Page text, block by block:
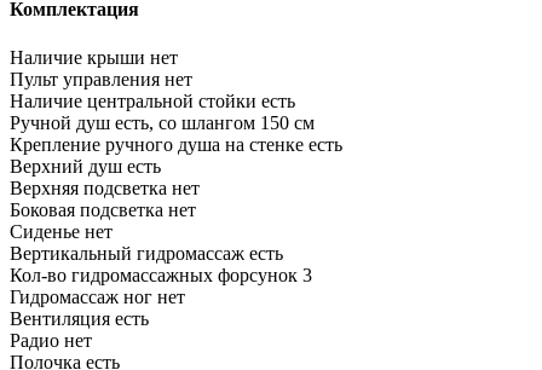
Комплектация
Наличие крыши нет
Пульт управления нет
Наличие центральной стойки есть
Ручной душ есть, со шлангом 150 см
Крепление ручного душа на стенке есть
Верхний душ есть
Верхняя подсветка нет
Боковая подсветка нет
Сиденье нет
Вертикальный гидромассаж есть
Кол-во гидромассажных форсунок 3
Гидромассаж ног нет
Вентиляция есть
Радио нет
Полочка есть